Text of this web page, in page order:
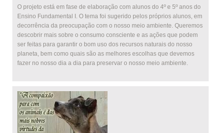
O projeto está em fase de elaboração com alunos do 4º e 5º anos do
Ensino Fundamental I. O tema foi sugerido pelos próprios alunos, em
decorrência da preocupação com o nosso meio ambiente. Queremos
descobrir mais sobre o consumo consciente e as ações que podem
ser feitas para garantir o bom uso dos recursos naturais do nosso
planeta, bem como quais são as melhores escolhas que devemos
fazer no nosso dia a dia para preservar o nosso meio ambiente.